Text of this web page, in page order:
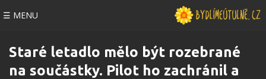
☰ MENU
Staré letadlo mělo být rozebrané
na součástky. Pilot ho zachránil a